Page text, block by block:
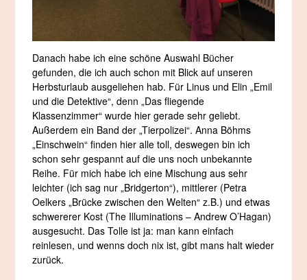
Danach habe ich eine schöne Auswahl Bücher
gefunden, die ich auch schon mit Blick auf unseren
Herbsturlaub ausgeliehen hab. Für Linus und Elin „Emil
und die Detektive“, denn „Das fliegende
Klassenzimmer“ wurde hier gerade sehr geliebt.
Außerdem ein Band der „Tierpolizei“. Anna Böhms
„Einschwein“ finden hier alle toll, deswegen bin ich
schon sehr gespannt auf die uns noch unbekannte
Reihe. Für mich habe ich eine Mischung aus sehr
leichter (ich sag nur „Bridgerton“), mittlerer (Petra
Oelkers „Brücke zwischen den Welten“ z.B.) und etwas
schwererer Kost (The Illuminations – Andrew O’Hagan)
ausgesucht. Das Tolle ist ja: man kann einfach
reinlesen, und wenns doch nix ist, gibt mans halt wieder
zurück.